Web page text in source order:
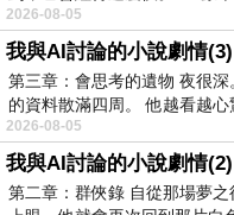
2026-08-05
我與AI討論的小說劇情(3)
第三章：會思考的遺物 夜很深
的資料散滿四周。 他越看越
2026-08-05
我與AI討論的小說劇情(2)
第二章：群俠錄 自從那場夢